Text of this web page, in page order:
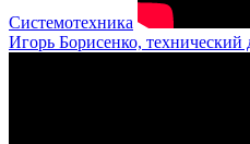
Системотехника
Игорь Борисенко,